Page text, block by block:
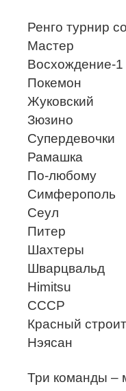
Ренго турнир
Мастер
Восхождение-1
Покемон
Жуковский
Зюзино
Супердевочки
Рамашка
По-любому
Симферополь
Сеул
Питер
Шахтеры
Шварцвальд
Himitsu
СССP
Красный
Нэясан
Три команды –